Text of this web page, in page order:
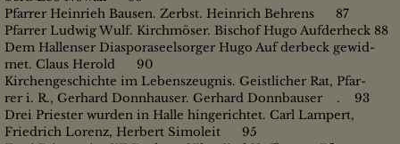
Pfarrer Heinrieh Bausen. Zerbst. Heinrich Behrens 87
Pfarrer Ludwig Wulf. Kirchmöser. Bischof Hugo Aufderheck 88
Dem Hallenser Diasporaseelsorger Hugo Auf derbeck gewid-
met. Claus Herold 90
Kirchengeschichte im Lebenszeugnis. Geistlicher Rat, Pfar-
rer i. R., Gerhard Donnhauser. Gerhard Donnbauser . 93
Drei Priester wurden in Halle hingerichtet. Carl Lampert,
Friedrich Lorenz, Herbert Simoleit 95